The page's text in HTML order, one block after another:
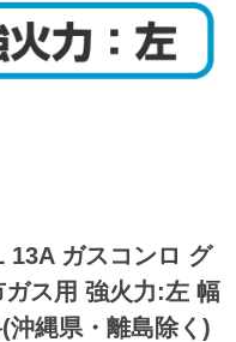
ガスコンロ グ
ガス用 強火力:左 幅
縄県・離島除く)